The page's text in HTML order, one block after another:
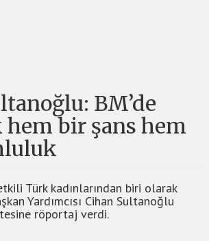
BM’de
hem bir şans hem
Türk kadınlarından biri olarak
Yardımcısı Cihan Sultanoğlu
röportaj verdi.